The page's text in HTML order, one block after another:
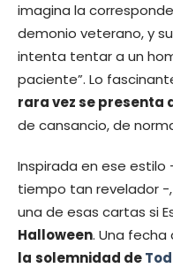
imagina la
demonio veterano, y
intenta tentar a un
paciente”. Lo
rara vez se presenta
de cansancio, de
Inspirada en ese
tiempo tan revelador -
una de esas cartas si
Halloween. Una fecha
la solemnidad de